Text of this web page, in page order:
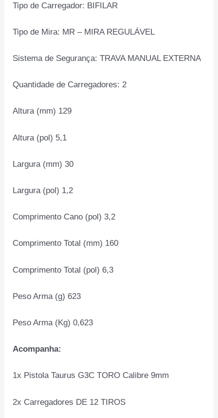
Tipo de Carregador: BIFILAR
Tipo de Mira: MR – MIRA REGULÁVEL
Sistema de Segurança: TRAVA MANUAL EXTERNA
Quantidade de Carregadores: 2
Altura (mm) 129
Altura (pol) 5,1
Largura (mm) 30
Largura (pol) 1,2
Comprimento Cano (pol) 3,2
Comprimento Total (mm) 160
Comprimento Total (pol) 6,3
Peso Arma (g) 623
Peso Arma (Kg) 0,623
Acompanha:
1x Pistola Taurus G3C TORO Calibre 9mm
2x Carregadores DE 12 TIROS